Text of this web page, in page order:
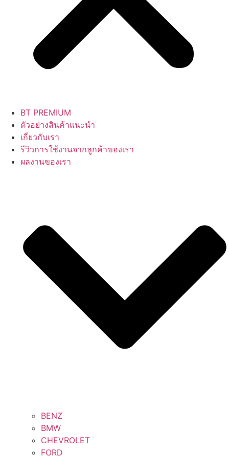
BT PREMIUM
ตัวอย่างสินค้าแนะนำ
เกี่ยวกับเรา
รีวิวการใช้งานจากลูกค้าของเรา
ผลงานของเรา
BENZ
BMW
CHEVROLET
FORD